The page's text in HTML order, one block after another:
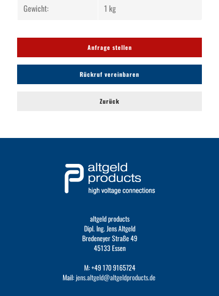
Gewicht: 1 kg
Anfrage stellen
Rückruf vereinbaren
Zurück
altgeld products
Dipl. Ing. Jens Altgeld
Bredeneyer Straße 49
45133 Essen
M: +49 170 9165724
Mail:jens.altgeld@altgeldproducts.de